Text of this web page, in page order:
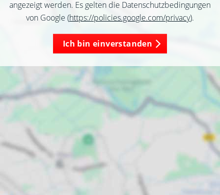
angezeigt werden. Es gelten die Datenschutzbedingungen
von Google (https://policies.google.com/privacy).
Ich bin einverstanden